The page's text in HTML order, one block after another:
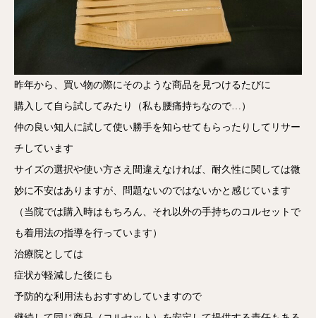
昨年から、買い物の際にそのような商品を見つけるたびに
購入して自ら試してみたり（私も腰痛持ちなので…）
仲の良い知人に試して使い勝手を知らせてもらったりしてリサー
チしています
サイズの選択や使い方さえ間違えなければ、耐久性に関しては微
妙に不安はありますが、問題ないのではないかと感じています
（当院では購入時はもちろん、それ以外の手持ちのコルセットで
も着用法の指導を行っています）
治療院としては
症状が軽減した後にも
予防的な利用法もおすすめしていますので